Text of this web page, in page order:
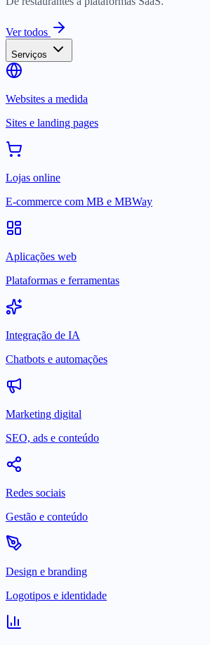
Ver todos
Serviços
Websites a medida
Sites e landing pages
Lojas online
E-commerce com MB e MBWay
Aplicações web
Plataformas e ferramentas
Integração de IA
Chatbots e automações
Marketing digital
SEO, ads e conteúdo
Redes sociais
Gestão e conteúdo
Design e branding
Logotipos e identidade